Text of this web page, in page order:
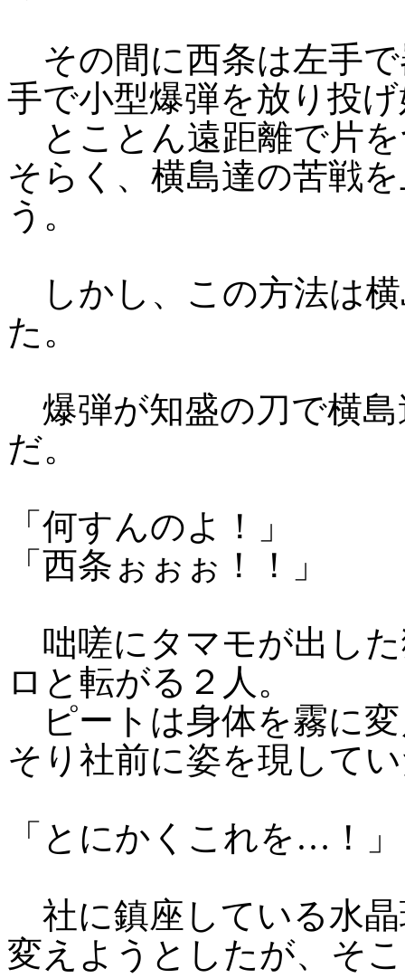
その間に西条は左手
手で小型爆弾を放り投
とことん遠距離で片
そらく、横島達の苦戦
う。
しかし、この方法は
た。
爆弾が知盛の刀で横
だ。
「何すんのよ！」
「西条ぉぉぉ！！」
咄嗟にタマモが出し
ロと転がる２人。
ピートは身体を霧に
そり社前に姿を現して
「とにかくこれを…！」
社に鎮座している水
変えようとしたが、そ